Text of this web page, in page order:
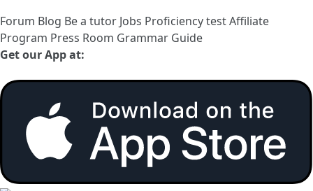
Forum Blog Be a tutor Jobs Proficiency testAffiliate
Program Press Room Grammar Guide
Get our App at: